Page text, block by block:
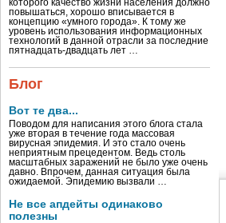
которого качество жизни населения должно
повышаться, хорошо вписывается в
концепцию «умного города». К тому же
уровень использования информационных
технологий в данной отрасли за последние
пятнадцать-двадцать лет …
Блог
Вот те два...
Поводом для написания этого блога стала
уже вторая в течение года массовая
вирусная эпидемия. И это стало очень
неприятным прецедентом. Ведь столь
масштабных заражений не было уже очень
давно. Впрочем, данная ситуация была
ожидаемой. Эпидемию вызвали …
Не все апдейты одинаково
полезны